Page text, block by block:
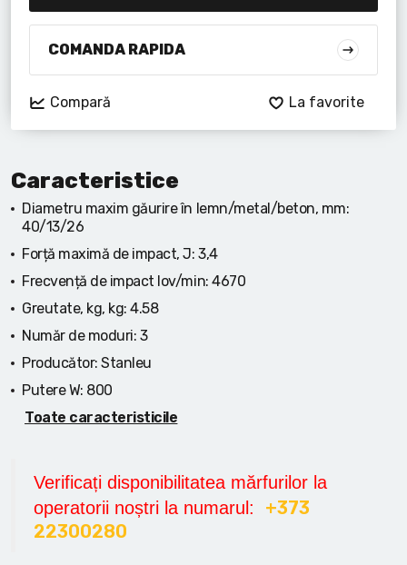
Seturi de scule cu acumulator
Caracteristice
Diametru maxim găurire în lemn/metal/beton, mm:
40/13/26
Forță maximă de impact, J: 3,4
Frecvență de impact lov/min: 4670
Greutate, kg, kg: 4.58
Număr de moduri: 3
Producător: Stanleu
Putere W: 800
Toate caracteristicile
Verificați disponibilitatea mărfurilor la
operatorii noștri la numarul: +373
22300280
COMANDA RAPIDA
Compară La favorite